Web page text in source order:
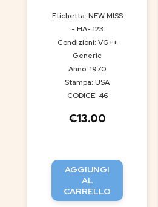
Etichetta: NEW MISS
- HA- 123
Condizioni: VG++
Generic
Anno: 1970
Stampa: USA
CODICE: 46
€13.00
AGGIUNGI
AL
CARRELLO